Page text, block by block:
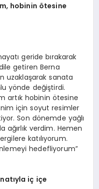
hobinin ötesine
geride bırakarak
getiren Berna
uzaklaşarak sanata
yönde değiştirdi.
artık hobinin ötesine
için soyut resimler
Son dönemde yağlı
ağırlık verdim. Hemen
katılıyorum.
hedefliyorum”
iç içe